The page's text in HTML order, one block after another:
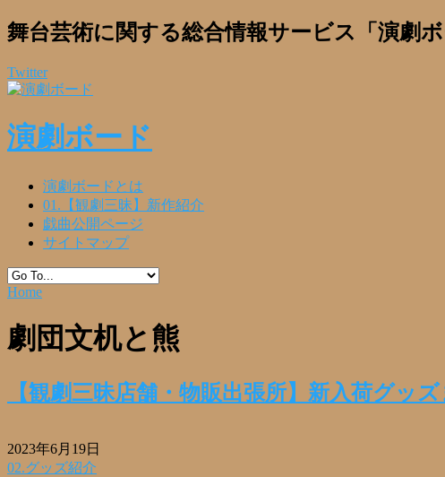
舞台芸術に関する総合情報サービス「演劇ボ
Twitter
演劇ボード
演劇ボードとは
01.【観劇三昧】新作紹介
戯曲公開ページ
サイトマップ
Home
劇団文机と熊
【観劇三昧店舗・物販出張所】新入荷グッ
2023年6月19日
02.グッズ紹介